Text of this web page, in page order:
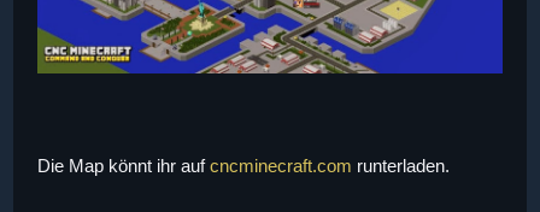
Die Map könnt ihr aufcncminecraft.com runterladen.